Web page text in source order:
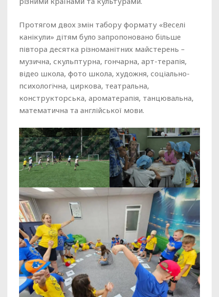
Протягом двох змін табору формату «Веселі
канікули» дітям було запропоновано більше
півтора десятка різноманітних майстерень –
музична, скульптурна, гончарна, арт-терапія,
відео школа, фото школа, художня, соціально-
психологічна, циркова, театральна,
конструкторська, ароматерапія, танцювальна,
математична та англійської мови.